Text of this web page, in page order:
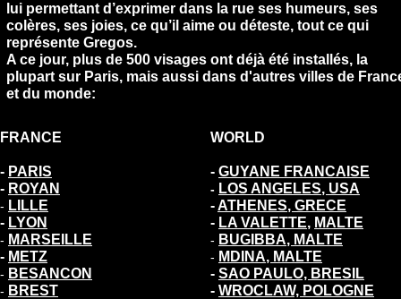
lui permettant d’exprimer dans la rue ses humeurs, ses
colères, ses joies, ce qu’il aime ou déteste, tout ce qui
représente Gregos.
A ce jour, plus de 500 visages ont déjà été installés, la
plupart sur Paris, mais aussi dans d'autres villes de
et du monde:
FRANCE
- PARIS
- ROYAN
- LILLE
- LYON
- MARSEILLE
- METZ
- BESANCON
- BREST
WORLD
- GUYANE FRANCAISE
- LOS ANGELES, USA
-ATHENES, GRECE
- LA VALETTE, MALTE
- BUGIBBA, MALTE
- MDINA, MALTE
- SAO PAULO, BRESIL
- WROCLAW, POLOGNE